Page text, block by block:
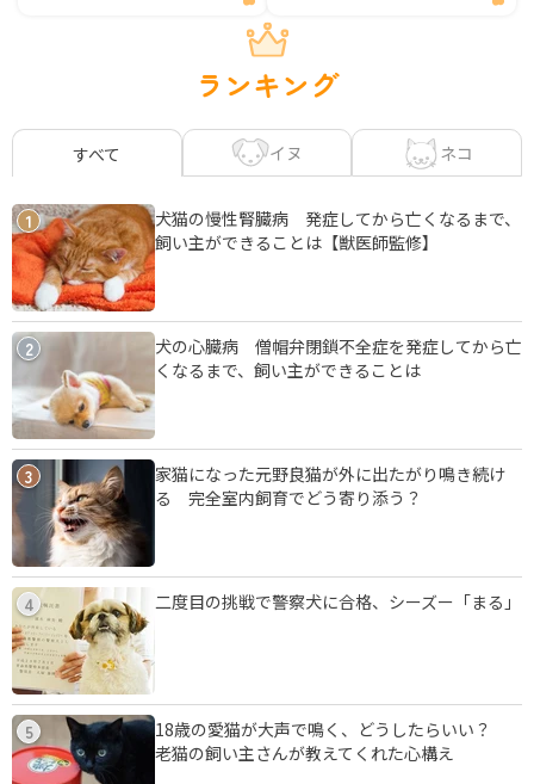
ランキング
すべて イヌ ネコ
1
犬猫の慢性腎臓病 発症してから亡くなるまで、
飼い主ができることは【獣医師監修】
2
犬の心臓病 僧帽弁閉鎖不全症を発症してから亡
くなるまで、飼い主ができることは
3
家猫になった元野良猫が外に出たがり鳴き続け
る 完全室内飼育でどう寄り添う？
4 二度目の挑戦で警察犬に合格、シーズー「まる」
5
18歳の愛猫が大声で鳴く、どうしたらいい？
老猫の飼い主さんが教えてくれた心構え